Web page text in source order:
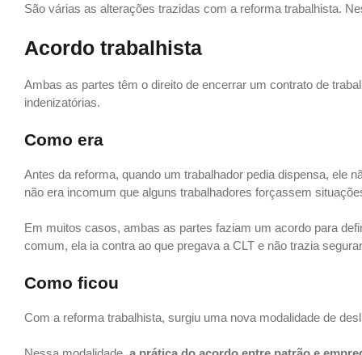
São várias as alterações trazidas com a reforma trabalhista.
Acordo trabalhista
Ambas as partes têm o direito de encerrar um contrato de
indenizatórias.
Como era
Antes da reforma, quando um trabalhador pedia dispensa, ele
não era incomum que alguns trabalhadores forçassem
Em muitos casos, ambas as partes faziam um acordo para
comum, ela ia contra ao que pregava a CLT e não trazia
Como ficou
Com a reforma trabalhista, surgiu uma nova modalidade de